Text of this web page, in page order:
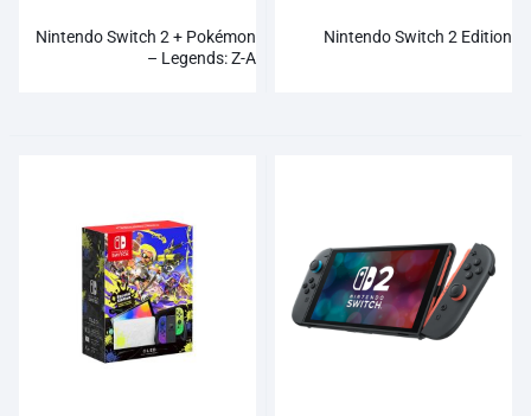
Nintendo Switch 2 Edition
Nintendo Switch 2 + Pokémon
Legends: Z-A –